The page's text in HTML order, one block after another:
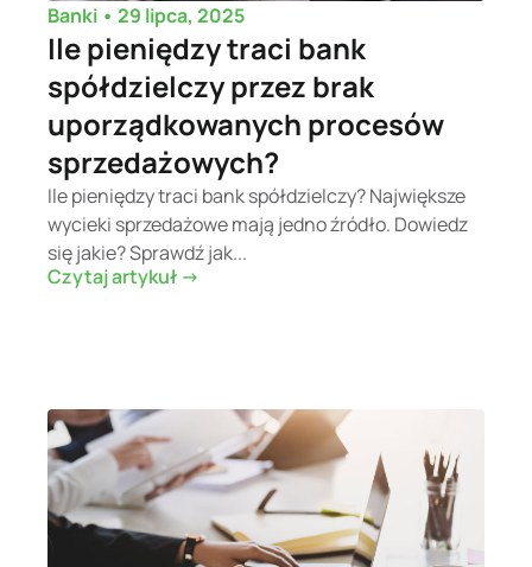
Banki • 29 lipca, 2025
Ile pieniędzy traci bank
spółdzielczy przez brak
uporządkowanych procesów
sprzedażowych?
Ile pieniędzy traci bank spółdzielczy? Największe
wycieki sprzedażowe mają jedno źródło. Dowiedz
się jakie? Sprawdź jak...
Czytaj artykuł ->